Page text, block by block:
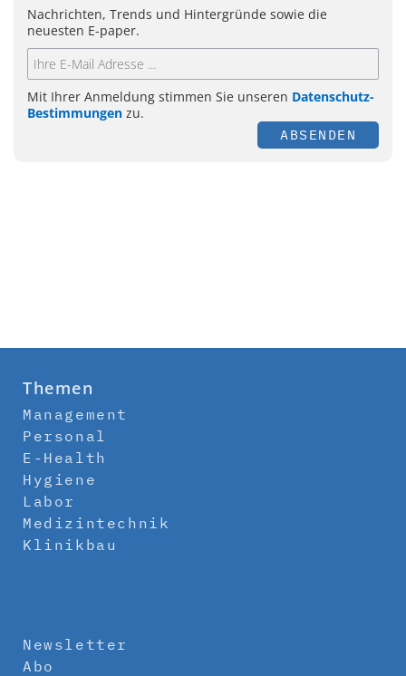
Nachrichten, Trends und Hintergründe sowie die
neuesten E-paper.
Mit Ihrer Anmeldung stimmen Sie unseren Datenschutz-
Bestimmungen zu.
ABSENDEN
Themen
Management
Personal
E-Health
Hygiene
Labor
Medizintechnik
Klinikbau
Newsletter
Abo